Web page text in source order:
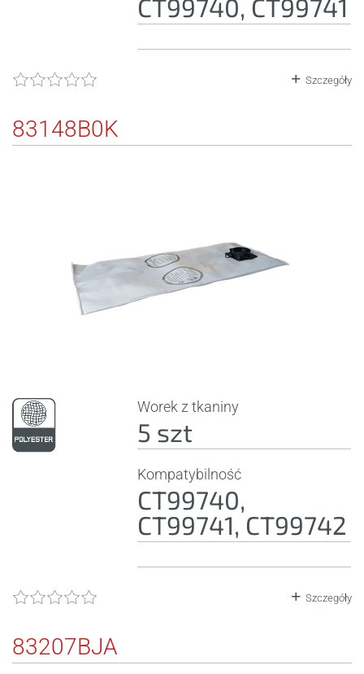
CT99740, CT99741
Szczegóły
83148B0K
Worek z tkaniny
5 szt
Kompatybilność
CT99740,
CT99741, CT99742
Szczegóły
83207BJA